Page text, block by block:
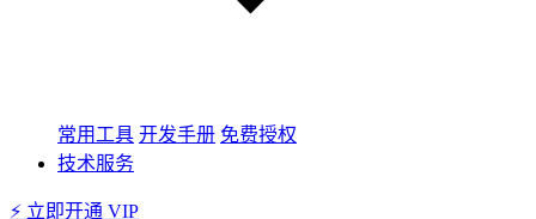
常用工具 开发手册 免费授权
技术服务
⚡ 立即开通 VIP